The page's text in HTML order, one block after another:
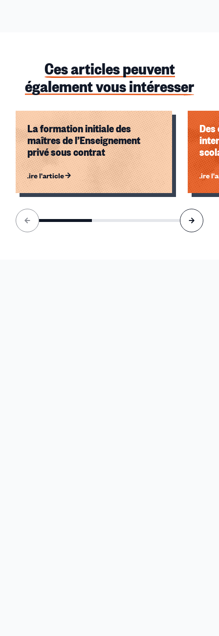
Ces articles peuvent
également vous intéresser
La formation initiale des
maîtres de l’Enseignement
privé sous contrat
Lire l'article Lire